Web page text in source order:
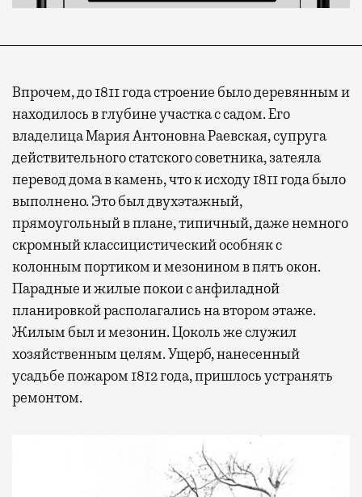
Впрочем, до 1811 года строение было деревянным и
находилось в глубине участка с садом. Его
владелица Мария Антоновна Раевская, супруга
действительного статского советника, затеяла
перевод дома в камень, что к исходу 1811 года было
выполнено. Это был двухэтажный,
прямоугольный в плане, типичный, даже немного
скромный классицистический особняк с
колонным портиком и мезонином в пять окон.
Парадные и жилые покои с анфиладной
планировкой располагались на втором этаже.
Жилым был и мезонин. Цоколь же служил
хозяйственным целям. Ущерб, нанесенный
усадьбе пожаром 1812 года, пришлось устранять
ремонтом.